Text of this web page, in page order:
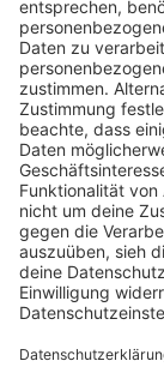
HOME
RADIOS
barba radio
Lagerfeuer
Füße hoch
Schmusekatze
Song Contest
Mädelsabend